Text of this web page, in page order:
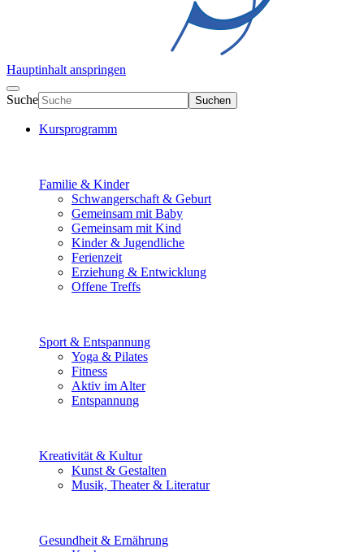
Hauptinhalt anspringen
Suche Suchen
Kursprogramm
Familie & Kinder
Schwangerschaft & Geburt
Gemeinsam mit Baby
Gemeinsam mit Kind
Kinder & Jugendliche
Ferienzeit
Erziehung & Entwicklung
Offene Treffs
Sport & Entspannung
Yoga & Pilates
Fitness
Aktiv im Alter
Entspannung
Kreativität & Kultur
Kunst & Gestalten
Musik, Theater & Literatur
Gesundheit & Ernährung